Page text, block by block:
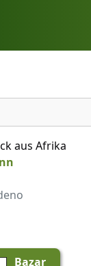
aus Afrika
Bazar